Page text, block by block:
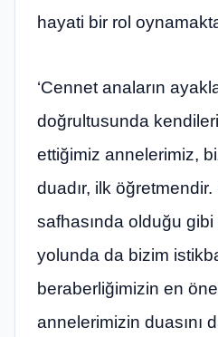
hayati bir rol
‘Cennet anaların
doğrultusunda
ettiğimiz annelerimiz,
duadır, ilk öğretmendir.
safhasında olduğu
yolunda da bizim
beraberliğimizin en
annelerimizin duasını